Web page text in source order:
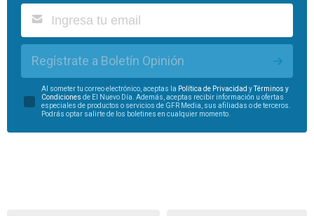
Regístrate a Boletín Opinión
Al someter tu correo electrónico, aceptas la Política de Privacidad y
Términos y
Condiciones de El Nuevo Día. Además, aceptas recibir información u ofertas
especiales de productos o servicios de GFR Media, sus afiliadas o de terceros.
Podrás optar salirte de los boletines en cualquier momento.